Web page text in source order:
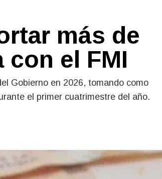
más de
con el FMI
Gobierno en 2026, tomando como
el primer cuatrimestre del año.